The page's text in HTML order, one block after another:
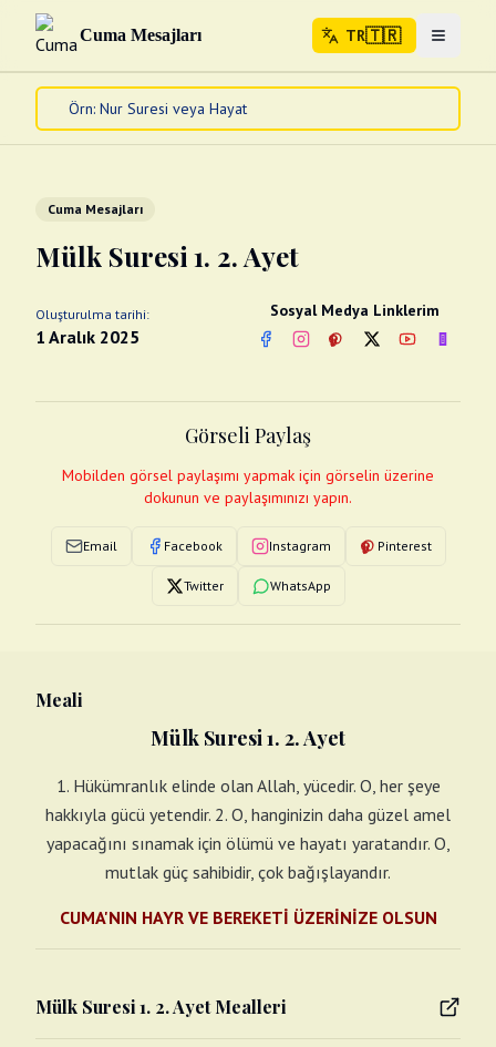
Cuma Mesajları TR🇹🇷 Menuyu
Ana Sayfa
Diğer
Abdest Videoları
Fotograflar
Cuma Mesajları
Mülk Suresi 1. 2. Ayet
Oluşturulma tarihi:
1 Aralık 2025
Sosyal Medya Linklerim
FacebookInstagram
PinterestTwitterYouTube
Görseli Paylaş
Mobilden görsel paylaşımı yapmak için görselin üzerine
dokunun ve paylaşımınızı yapın.
Email Facebook Instagram Pinterest
Twitter WhatsApp
Meali
Mülk Suresi 1. 2. Ayet
1. Hükümranlık elinde olan Allah, yücedir. O, her şeye
hakkıyla gücü yetendir. 2. O, hanginizin daha güzel amel
yapacağını sınamak için ölümü ve hayatı yaratandır. O,
mutlak güç sahibidir, çok bağışlayandır.
CUMA'NIN HAYR VE BEREKETİ ÜZERİNİZE OLSUN
Mülk Suresi 1. 2. Ayet Mealleri